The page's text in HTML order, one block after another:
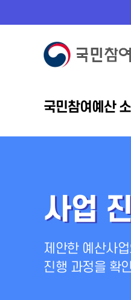
국민참여예산
사업
제안한 예산사
진행 과정을 확